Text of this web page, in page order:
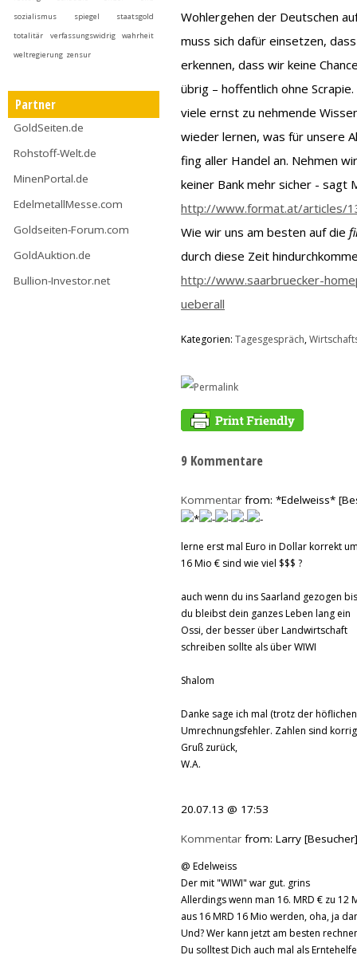
sozialismus
spiegel
staatsgold
totalitär
verfassungswidrig
wahrheit
weltregierung zensur
Partner
GoldSeiten.de
Rohstoff-Welt.de
MinenPortal.de
EdelmetallMesse.com
Goldseiten-Forum.com
GoldAuktion.de
Bullion-Investor.net
Wohlergehen der Deutschen
muss sich dafür einsetzen,
erkennen, dass wir keine
übrig – hoffentlich ohne
viele ernst zu nehmende
wieder lernen, was für unsere
fing aller Handel an. Nehmen
keiner Bank mehr sicher - sagt
http://www.format.at/articles/
Wie wir uns am besten auf die
durch diese Zeit
http://www.saarbruecker-
ueberall
Kategorien:Tagesgespräch,
9 Kommentare
Kommentar from: *Edelweiss*
lerne erst mal Euro in Dollar korrekt
16 Mio € sind wie viel $$$ ?
auch wenn du ins Saarland gezogen
du bleibst dein ganzes Leben lang ein
Ossi, der besser über Landwirtschaft
schreiben sollte als über WIWI
Shalom
Danke sage ich mal (trotz der
Umrechnungsfehler. Zahlen sind
Gruß zurück,
W.A.
20.07.13 @ 17:53
Kommentar from: Larry
@ Edelweiss
Der mit "WIWI" war gut. grins
Allerdings wenn man 16. MRD € zu
aus 16 MRD 16 Mio werden, oha, ja
Und? Wer kann jetzt am besten
Du solltest Dich auch mal als